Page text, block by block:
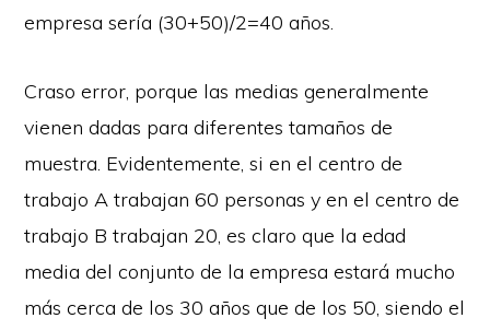
empresa sería (30+50)/2=40 años.
Craso error, porque las medias generalmente
vienen dadas para diferentes tamaños de
muestra. Evidentemente, si en el centro de
trabajo A trabajan 60 personas y en el centro de
trabajo B trabajan 20, es claro que la edad
media del conjunto de la empresa estará mucho
más cerca de los 30 años que de los 50, siendo el